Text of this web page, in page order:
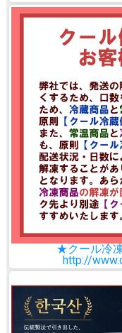
★クール冷
http://